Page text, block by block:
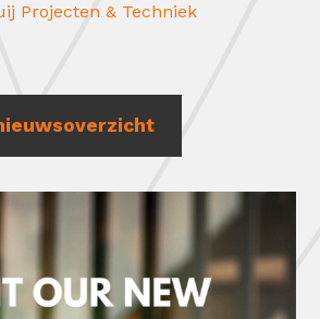
Projecten & Techniek